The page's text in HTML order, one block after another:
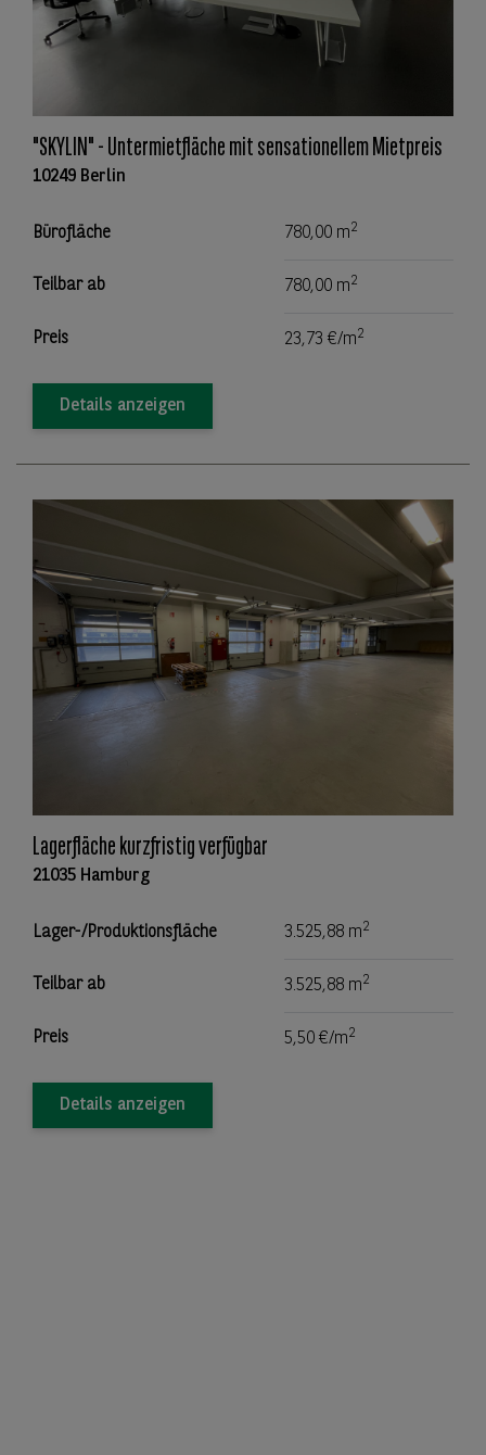
"SKYLIN" - Untermietfläche mit sensationellem Mietpreis
10249 Berlin
Bürofläche 780,00 m2
Teilbar ab 780,00 m2
Preis 23,73 €/m2
Details anzeigen
Lagerfläche kurzfristig verfügbar
21035 Hamburg
Lager-/Produktionsfläche 3.525,88 m2
Teilbar ab 3.525,88 m2
Preis 5,50 €/m2
Details anzeigen